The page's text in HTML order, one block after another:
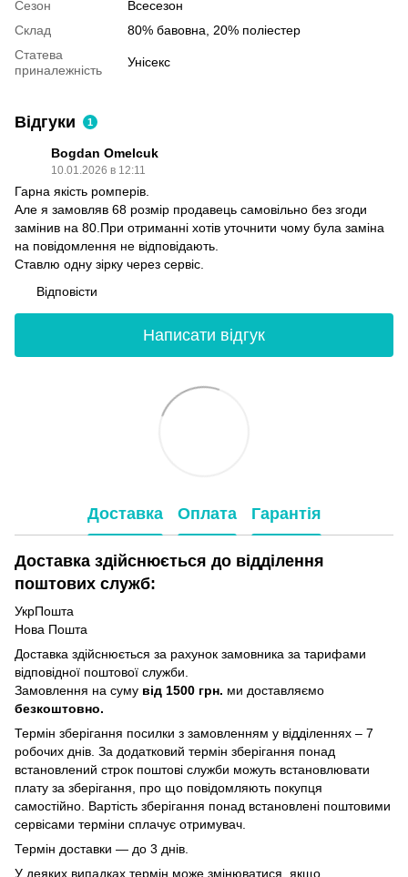
Сезон
Всесезон
Склад
80% бавовна, 20% поліестер
Статева
приналежність
Унісекс
Відгуки 1
Bogdan Omelcuk
10.01.2026 в 12:11
Гарна якість ромперів.
Але я замовляв 68 розмір продавець самовільно без згоди
замінив на 80.При отриманні хотів уточнити чому була заміна
на повідомлення не відповідають.
Ставлю одну зірку через сервіс.
Відповісти
Написати відгук
Доставка Оплата Гарантія
Доставка здійснюється до відділення
поштових служб:
УкрПошта
Нова Пошта
Доставка здійснюється за рахунок замовника за тарифами
відповідної поштової служби.
Замовлення на суму від 1500 грн. ми доставляємо
безкоштовно.
Термін зберігання посилки з замовленням у відділеннях – 7
робочих днів. За додатковий термін зберігання понад
встановлений строк поштові служби можуть встановлювати
плату за зберігання, про що повідомляють покупця
самостійно. Вартість зберігання понад вcтановлені поштовими
сервісами терміни сплачує отримувач.
Термін доставки — до 3 днів.
У деяких випадках термін може змінюватися, якщо